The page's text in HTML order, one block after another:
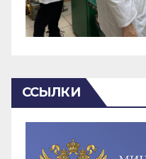
ССЫЛКИ